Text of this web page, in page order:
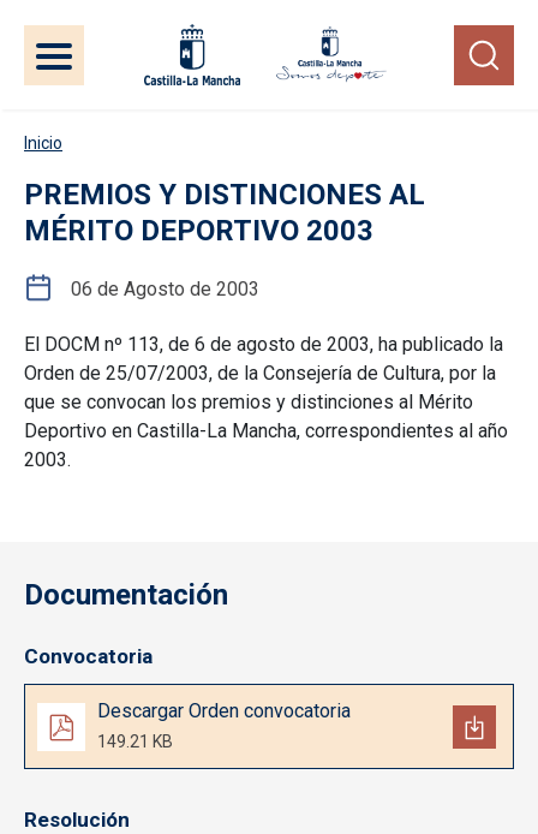
Inicio
PREMIOS Y DISTINCIONES AL
MÉRITO DEPORTIVO 2003
06 de Agosto de 2003
El DOCM nº 113, de 6 de agosto de 2003, ha publicado la
Orden de 25/07/2003, de la Consejería de Cultura, por la
que se convocan los premios y distinciones al Mérito
Deportivo en Castilla-La Mancha, correspondientes al año
2003.
Documentación
Convocatoria
Documento
Descargar Orden convocatoria
149.21 KB
Resolución